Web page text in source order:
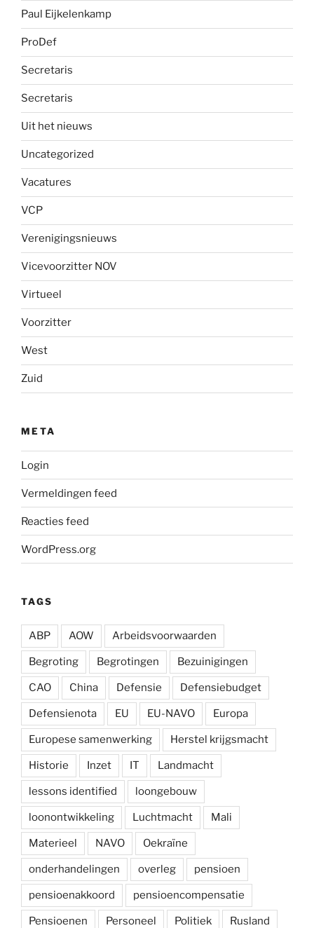
Paul Eijkelenkamp
ProDef
Secretaris
Secretaris
Uit het nieuws
Uncategorized
Vacatures
VCP
Verenigingsnieuws
Vicevoorzitter NOV
Virtueel
Voorzitter
West
Zuid
META
Login
Vermeldingen feed
Reacties feed
WordPress.org
TAGS
ABP AOW Arbeidsvoorwaarden
Begroting Begrotingen Bezuinigingen
CAO China Defensie Defensiebudget
Defensienota EU EU-NAVO Europa
Europese samenwerking Herstel krijgsmacht
Historie Inzet IT Landmacht
lessons identified loongebouw
loonontwikkeling Luchtmacht Mali
Materieel NAVO Oekraïne
onderhandelingen overleg pensioen
pensioenakkoord pensioencompensatie
Pensioenen Personeel Politiek Rusland